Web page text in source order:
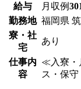
給与 月収例
勤務地 福岡県
寮・社
宅
あり
仕事内
容
≪入寮・
ス・保守